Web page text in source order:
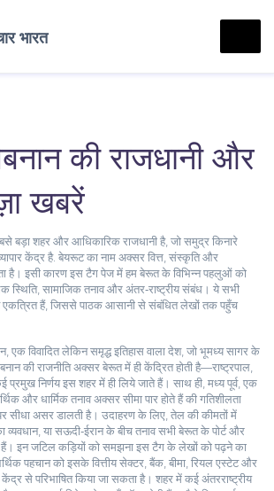
की राजधानी और
खबरें
बड़ा शहर और आधिकारिक राजधानी है, जो समुद्र किनारे
केंद्र है. बेयरूटका नाम अक्सर वित्त, संस्कृति और
है। इसी कारण इस टैग पेज में हम बेरूत के विभिन्न पहलुओं को
सामाजिक तनाव और अंतर‑राष्ट्रीय संबंध। ये सभी
हैं, जिससे पाठक आसानी से संबंधित लेखों तक पहुँच
, एक विवादित लेकिन समृद्ध इतिहास वाला देश, जो भूमध्य सागर के
की राजनीति अक्सर बेरूत में ही केंद्रित होती है—राष्ट्रपाल,
प्रमुख निर्णय इस शहर में ही लिये जाते हैं। साथ ही, मध्य पूर्व, एक
और धार्मिक तनाव अक्सर सीमा पार होते हैंकी गतिशीलता
सीधा असर डालती है। उदाहरण के लिए, तेल की कीमतों में
व्यवधान, या सऊदी‑ईरान के बीच तनाव सभी बेरूत के पोर्ट और
हैं। इन जटिल कड़ियों को समझना इस टैग के लेखों को पढ़ने का
पहचान को इसकेवित्तीय सेक्टर बैंक, बीमा, रियल एस्टेट और
केंद्रसे परिभाषित किया जा सकता है। शहर में कई अंतरराष्ट्रीय